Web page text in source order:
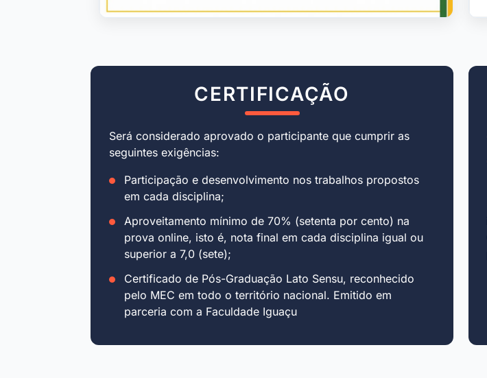
CERTIFICAÇÃO
Será considerado aprovado o participante que cumprir as
seguintes exigências:
Participação e desenvolvimento nos trabalhos propostos
em cada disciplina;
Aproveitamento mínimo de 70% (setenta por cento) na
prova online, isto é, nota final em cada disciplina igual ou
superior a 7,0 (sete);
Certificado de Pós-Graduação Lato Sensu, reconhecido
pelo MEC em todo o território nacional. Emitido em
parceria com a Faculdade Iguaçu